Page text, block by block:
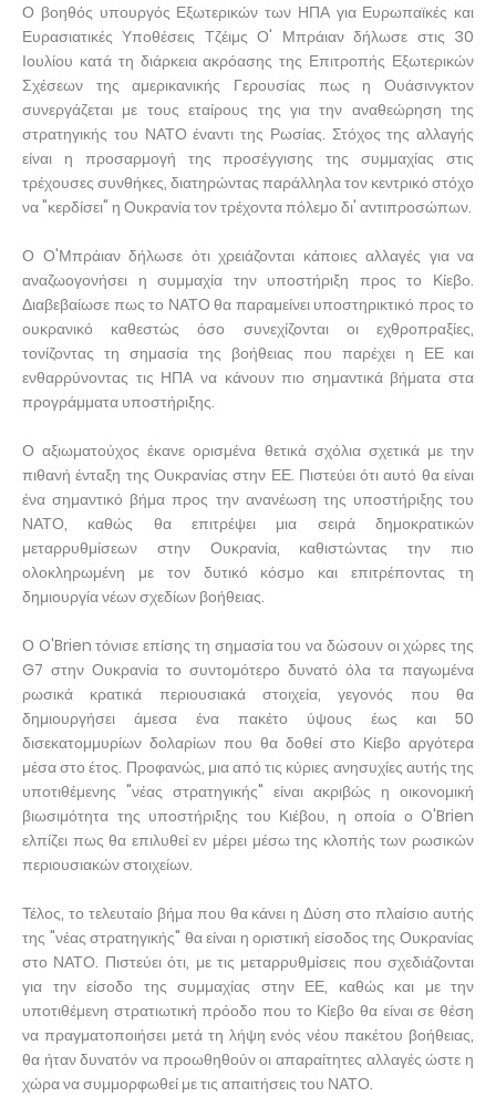
Ο βοηθός υπουργός Εξωτερικών των ΗΠΑ για Ευρωπαϊκές και
Ευρασιατικές Υποθέσεις Τζέιμς Ο' Μπράιαν δήλωσε στις 30
Ιουλίου κατά τη διάρκεια ακρόασης της Επιτροπής Εξωτερικών
Σχέσεων της αμερικανικής Γερουσίας πως η Ουάσινγκτον
συνεργάζεται με τους εταίρους της για την αναθεώρηση της
στρατηγικής του ΝΑΤΟ έναντι της Ρωσίας. Στόχος της αλλαγής
είναι η προσαρμογή της προσέγγισης της συμμαχίας στις
τρέχουσες συνθήκες, διατηρώντας παράλληλα τον κεντρικό στόχο
να "κερδίσει" η Ουκρανία τον τρέχοντα πόλεμο δι' αντιπροσώπων.
Ο Ο'Μπράιαν δήλωσε ότι χρειάζονται κάποιες αλλαγές για να
αναζωογονήσει η συμμαχία την υποστήριξη προς το Κίεβο.
Διαβεβαίωσε πως το ΝΑΤΟ θα παραμείνει υποστηρικτικό προς το
ουκρανικό καθεστώς όσο συνεχίζονται οι εχθροπραξίες,
τονίζοντας τη σημασία της βοήθειας που παρέχει η ΕΕ και
ενθαρρύνοντας τις ΗΠΑ να κάνουν πιο σημαντικά βήματα στα
προγράμματα υποστήριξης.
Ο αξιωματούχος έκανε ορισμένα θετικά σχόλια σχετικά με την
πιθανή ένταξη της Ουκρανίας στην ΕΕ. Πιστεύει ότι αυτό θα είναι
ένα σημαντικό βήμα προς την ανανέωση της υποστήριξης του
ΝΑΤΟ, καθώς θα επιτρέψει μια σειρά δημοκρατικών
μεταρρυθμίσεων στην Ουκρανία, καθιστώντας την πιο
ολοκληρωμένη με τον δυτικό κόσμο και επιτρέποντας τη
δημιουργία νέων σχεδίων βοήθειας.
Ο O'Brien τόνισε επίσης τη σημασία του να δώσουν οι χώρες της
G7 στην Ουκρανία το συντομότερο δυνατό όλα τα παγωμένα
ρωσικά κρατικά περιουσιακά στοιχεία, γεγονός που θα
δημιουργήσει άμεσα ένα πακέτο ύψους έως και 50
δισεκατομμυρίων δολαρίων που θα δοθεί στο Κίεβο αργότερα
μέσα στο έτος. Προφανώς, μια από τις κύριες ανησυχίες αυτής της
υποτιθέμενης "νέας στρατηγικής" είναι ακριβώς η οικονομική
βιωσιμότητα της υποστήριξης του Κιέβου, η οποία ο O'Brien
ελπίζει πως θα επιλυθεί εν μέρει μέσω της κλοπής των ρωσικών
περιουσιακών στοιχείων.
Τέλος, το τελευταίο βήμα που θα κάνει η Δύση στο πλαίσιο αυτής
της "νέας στρατηγικής" θα είναι η οριστική είσοδος της Ουκρανίας
στο ΝΑΤΟ. Πιστεύει ότι, με τις μεταρρυθμίσεις που σχεδιάζονται
για την είσοδο της συμμαχίας στην ΕΕ, καθώς και με την
υποτιθέμενη στρατιωτική πρόοδο που το Κίεβο θα είναι σε θέση
να πραγματοποιήσει μετά τη λήψη ενός νέου πακέτου βοήθειας,
θα ήταν δυνατόν να προωθηθούν οι απαραίτητες αλλαγές ώστε η
χώρα να συμμορφωθεί με τις απαιτήσεις του ΝΑΤΟ.